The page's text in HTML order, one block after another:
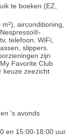
te boeken (EZ,
m²), airconditioning,
telefoon, WiFi,
slippers.
zijn
Favorite Club
keuze zeezicht
's avonds
en 15:00-18:00 uur